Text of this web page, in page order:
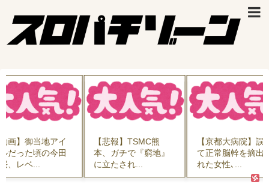
】御当地アイ
った頃の今田
レベ...
【悲報】TSMC熊
本、ガチで『窮地』
に立たされ...
【京都大病院】誤っ
て正常脳幹を摘出さ
れた女性､...